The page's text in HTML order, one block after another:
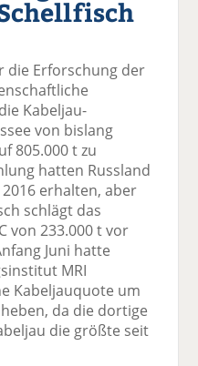
el
a
F
ac
e
b
o
o
k
te
il
e
n
el
t
tt
er
n
el
a
Li
n
e
di
n
te
e
n
el
p
E
er
se
d
ck
die Erforschung der
Kabeljau-
von bislang
805.000 t zu
hatten Russland
erhalten, aber
schlägt das
von 233.000 t vor
Juni hatte
MRI
Kabeljauquote um
da die dortige
die größte seit